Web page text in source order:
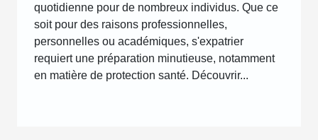
quotidienne pour de nombreux individus. Que ce
soit pour des raisons professionnelles,
personnelles ou académiques, s'expatrier
requiert une préparation minutieuse, notamment
en matière de protection santé. Découvrir...